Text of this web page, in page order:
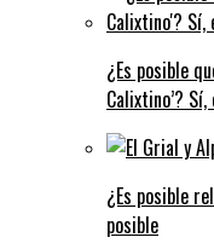
¿Es posible
Calixtino’?
¿Es posible
posible